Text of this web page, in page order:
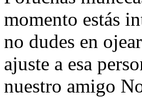
momento estás
no dudes en
ajuste a esa
nuestro amigo